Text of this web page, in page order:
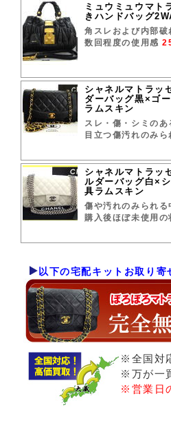
ミュウミュウマト
きハンドバッグ
角スレおよび内部破
数回程度の使用感
シャネルマトラッ
ダーバッグ黒×ゴ
ラムスキン
スレ・傷・シミのあ
目立つ傷汚れのみ
シャネルマトラッ
ルダーバッグ白×
具ラムスキン
傷や汚れのみられ
購入後ほぼ未使
以下の宅配キットお取り
※全国対
※万が一
※営業日